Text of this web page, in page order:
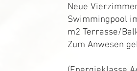
Neue
Swimmingpool
m2 Terrasse/
Zum Anwesen